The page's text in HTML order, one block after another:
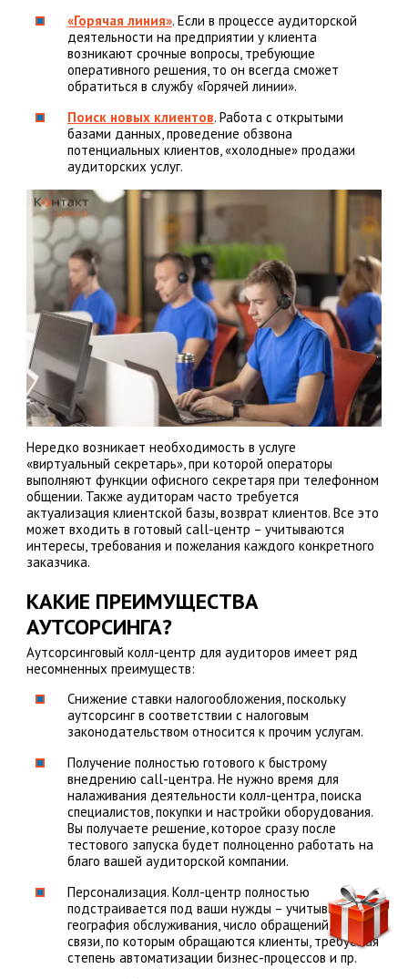
«Горячая линия». Если в процессе аудиторской
деятельности на предприятии у клиента
возникают срочные вопросы, требующие
оперативного решения, то он всегда сможет
обратиться в службу «Горячей линии».
Поиск новых клиентов. Работа с открытыми
базами данных, проведение обзвона
потенциальных клиентов, «холодные» продажи
аудиторских услуг.
Нередко возникает необходимость в услуге
«виртуальный секретарь», при которой операторы
выполняют функции офисного секретаря при телефонном
общении. Также аудиторам часто требуется
актуализация клиентской базы, возврат клиентов. Все это
может входить в готовый call-центр – учитываются
интересы, требования и пожелания каждого конкретного
заказчика.
КАКИЕ ПРЕИМУЩЕСТВА
АУТСОРСИНГА?
Аутсорсинговый колл-центр для аудиторов имеет ряд
несомненных преимуществ:
Снижение ставки налогообложения, поскольку
аутсорсинг в соответствии с налоговым
законодательством относится к прочим услугам.
Получение полностью готового к быстрому
внедрению call-центра. Не нужно время для
налаживания деятельности колл-центра, поиска
специалистов, покупки и настройки оборудования.
Вы получаете решение, которое сразу после
тестового запуска будет полноценно работать на
благо вашей аудиторской компании.
Персонализация. Колл-центр полностью
подстраивается под ваши нужды – учитывается
география обслуживания, число обращений, каналы
связи, по которым обращаются клиенты, требуемая
степень автоматизации бизнес-процессов и пр.